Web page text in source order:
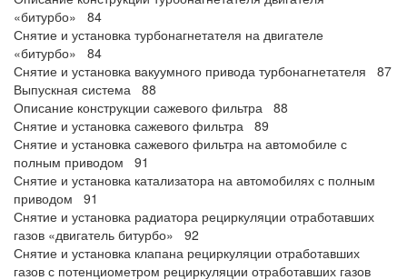
«битурбо» 84
Снятие и установка турбонагнетателя на двигателе
«битурбо» 84
Снятие и установка вакуумного привода турбонагнетателя 87
Выпускная система 88
Описание конструкции сажевого фильтра 88
Снятие и установка сажевого фильтра 89
Снятие и установка сажевого фильтра на автомобиле с
полным приводом 91
Снятие и установка катализатора на автомобилях с полным
приводом 91
Снятие и установка радиатора рециркуляции отработавших
газов «двигатель битурбо» 92
Снятие и установка клапана рециркуляции отработавших
газов с потенциометром рециркуляции отработавших газов